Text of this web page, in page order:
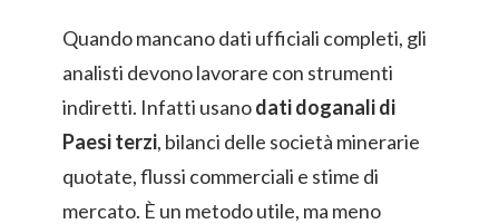
Quando mancano dati ufficiali completi, gli
analisti devono lavorare con strumenti
indiretti. Infatti usanodati doganali di
Paesi terzi, bilanci delle società minerarie
quotate, flussi commerciali e stime di
mercato. È un metodo utile, ma meno